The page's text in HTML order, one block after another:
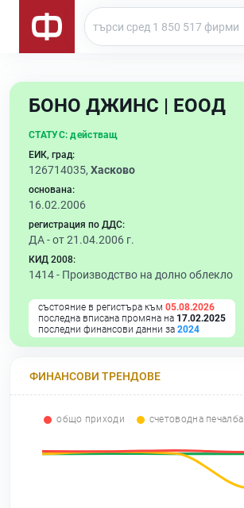
БОНО ДЖИНС | ЕООД
СТАТУС: действащ
ЕИК, град:
126714035, Хасково
основана:
16.02.2006
регистрация по ДДС:
ДА - от 21.04.2006 г.
КИД 2008:
1414 - Производство на долно облекло
състояние в регистъра към 05.08.2026
последна вписана промяна на 17.02.2025
последни финансови данни за 2024
ФИНАНСОВИ ТРЕНДОВЕ
общо приходи счетоводна печалба